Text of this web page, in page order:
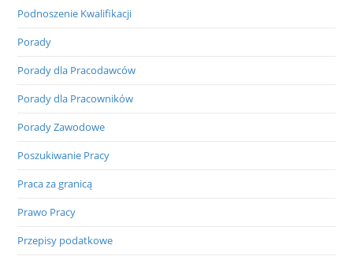
Podnoszenie Kwalifikacji
Porady
Porady dla Pracodawców
Porady dla Pracowników
Porady Zawodowe
Poszukiwanie Pracy
Praca za granicą
Prawo Pracy
Przepisy podatkowe